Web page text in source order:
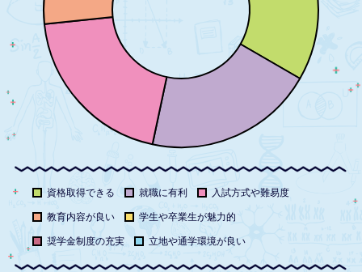
資格取得できる 就職に有利 入試方式や難易度
教育内容が良い 学生や卒業生が魅力的
奨学金制度の充実 立地や通学環境が良い